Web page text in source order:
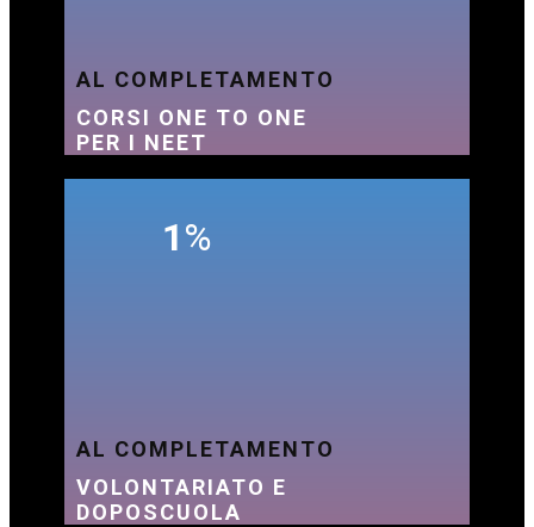
AL COMPLETAMENTO
CORSI ONE TO ONE
PER I NEET
1%
AL COMPLETAMENTO
VOLONTARIATO E
DOPOSCUOLA